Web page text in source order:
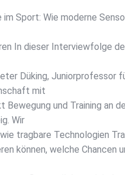
Sport: Wie moderne
In dieser Interviewfolge
Düking, Juniorprofessor
mit
Bewegung und Training an
Wir
tragbare Technologien
können, welche Chancen